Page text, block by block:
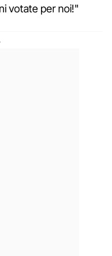
votate per noi!"